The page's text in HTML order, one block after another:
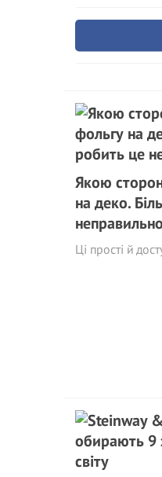
Якою
на деко.
неправильно
Ці прості й